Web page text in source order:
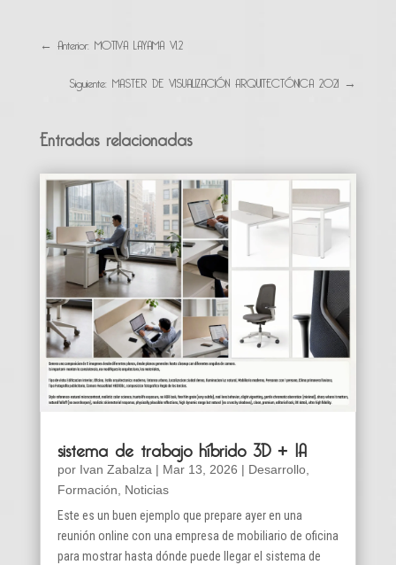
← Anterior: MOTIVA LAYAMA V1.2
Siguiente: MASTER DE VISUALIZACIÓN ARQUITECTÓNICA 2021 →
Entradas relacionadas
sistema de trabajo híbrido 3D + IA
por Ivan Zabalza | Mar 13, 2026 | Desarrollo,
Formación
Noticias
Este es un buen ejemplo que prepare ayer en una
reunión online con una empresa de mobiliario de oficina
para mostrar hasta dónde puede llegar el sistema de